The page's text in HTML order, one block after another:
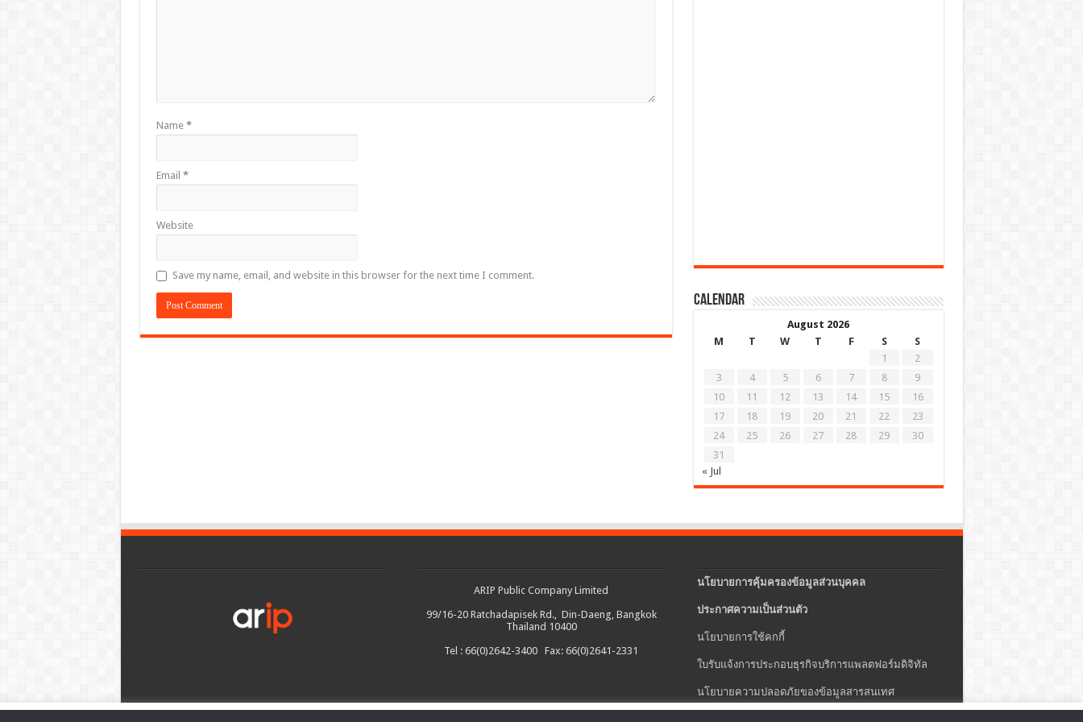
Name *
Email *
Website
Save my name, email, and website in this browser for the next time I comment.
Calendar
August 2026
M
T W T F S
S
1
2
3
4 5 6 7 8
9
10
11 12 13 14 15
16
17
18 19 20 21 22
23
24
25 26 27 28 29
30
31
« Jul
ARIP Public Company Limited
99/16-20 Ratchadapisek Rd., Din-Daeng, Bangkok
Thailand 10400
Tel : 66(0)2642-3400 Fax: 66(0)2641-2331
นโยบายการคุ้มครองข้อมูลส่วนบุคคล
ประกาศความเป็นส่วนตัว
นโยบายการใช้คกกี้
ใบรับแจ้งการประกอบธุรกิจบริการแพลตฟอร์มดิจิทัล
นโยบายความปลอดภัยของข้อมูลสารสนเทศ